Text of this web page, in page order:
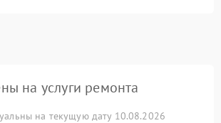
на услуги ремонта
на текущую дату 10.08.2026